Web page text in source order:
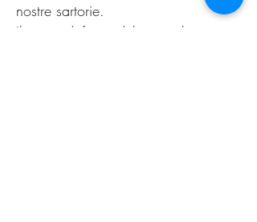
nostre sartorie.
Il punto di forza del nostro lavoro è